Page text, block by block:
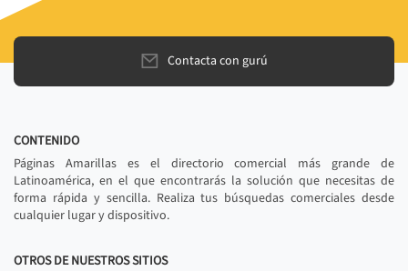
Contacta con gurú
CONTENIDO
Páginas Amarillas es el directorio comercial más grande de
Latinoamérica, en el que encontrarás la solución que necesitas de
forma rápida y sencilla. Realiza tus búsquedas comerciales desde
cualquier lugar y dispositivo.
OTROS DE NUESTROS SITIOS